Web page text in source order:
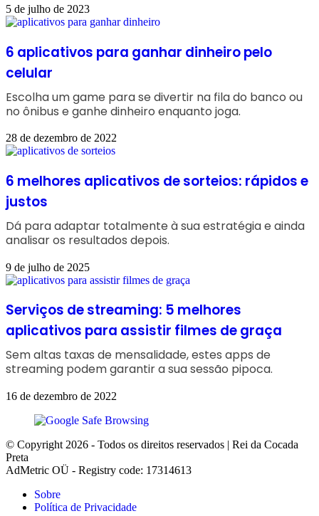
5 de julho de 2023
6 aplicativos para ganhar dinheiro pelo
celular
Escolha um game para se divertir na fila do banco ou
no ônibus e ganhe dinheiro enquanto joga.
28 de dezembro de 2022
6 melhores aplicativos de sorteios: rápidos e
justos
Dá para adaptar totalmente à sua estratégia e ainda
analisar os resultados depois.
9 de julho de 2025
Serviços de streaming: 5 melhores
aplicativos para assistir filmes de graça
Sem altas taxas de mensalidade, estes apps de
streaming podem garantir a sua sessão pipoca.
16 de dezembro de 2022
© Copyright 2026 - Todos os direitos reservados | Rei da Cocada
Preta
AdMetric OÜ - Registry code: 17314613
Sobre
Política de Privacidade